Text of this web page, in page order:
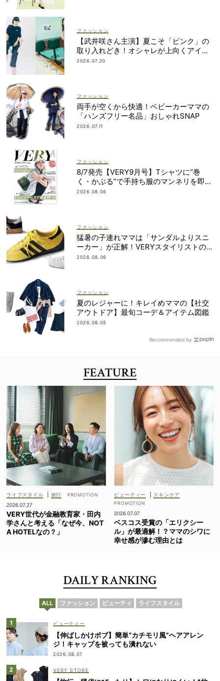
ファッション
【武井咲さん主演】夏こそ「ピンク」の
取り入れどき！オシャレが上向くアイデ
ィア6選
2026.07.20
ファッション
両手が空くから快適！ベビーカーママの
「ハンズフリー名品」おしゃれSNAP
2026.07.11
ファッション
8/7発売【VERY9月号】Tシャツに“巻
く・かぶる”で手持ち服のマンネリを即解
決！
2026.08.06
ファッション
猛暑の子連れママは「サンダルよりスニ
ーカー」が正解！VERYスタイリストの愛
用品5選
2026.08.06
ファッション
夏のレジャーに！キレイめママの【社交
アウトドア】最旬コーデ＆アイテム図鑑
2026.08.05
Recommended by
FEATURE
ライフスタイル
旅行
2026.07.27
VERY世代が金融教育家・田内
学さんと考える「なぜ今、NOT
A HOTELなの？」
ビューティー スキンケア
2026.07.07
ベスコス受賞の「エリクシー
ル」が最適解！？ママのシワに
幸せ感が滲む理由とは
DAILY RANKING
ALL ファッション ビューティ ライフスタイル
ビューティー
【伸ばしかけボブ】簡単“カチモリ風”ヘアアレン
ジ！キャップを被っても潰れない
2026.08.07
VERY STORE